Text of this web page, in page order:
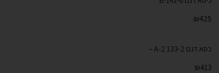
₪425
כסא דגם 133-2 A-2 –
₪413